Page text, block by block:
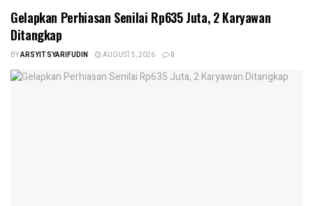
Gelapkan Perhiasan Senilai Rp635 Juta, 2 Karyawan
Ditangkap
BYARSYIT SYARIFUDIN AUGUST 5, 2026 0